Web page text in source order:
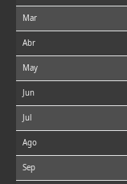
Mar
Abr
May
Jun
Jul
Ago
Sep